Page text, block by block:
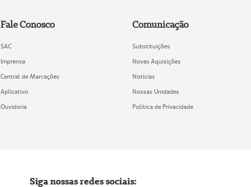
Fale Conosco
SAC
Imprensa
Central de Marcações
Aplicativo
Ouvidoria
Comunicação
Substituições
Novas Aquisições
Notícias
Nossas Unidades
Política de Privacidade
Siga nossas redes sociais: